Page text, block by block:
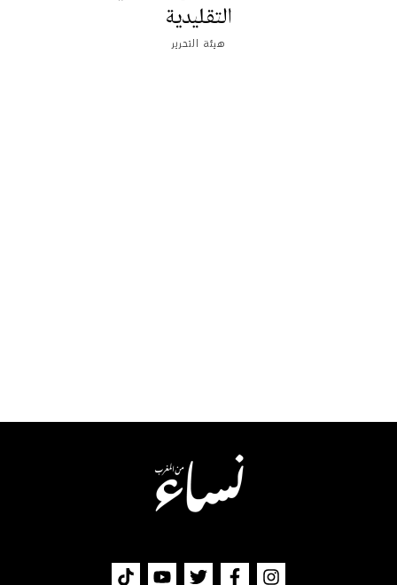
التقليدية
هيئة التحرير